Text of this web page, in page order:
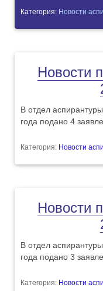
Категория: Новости
Новости
В отдел
года подано 4
Категория: Новости
Новости
В отдел
года подано 3
Категория: Новости